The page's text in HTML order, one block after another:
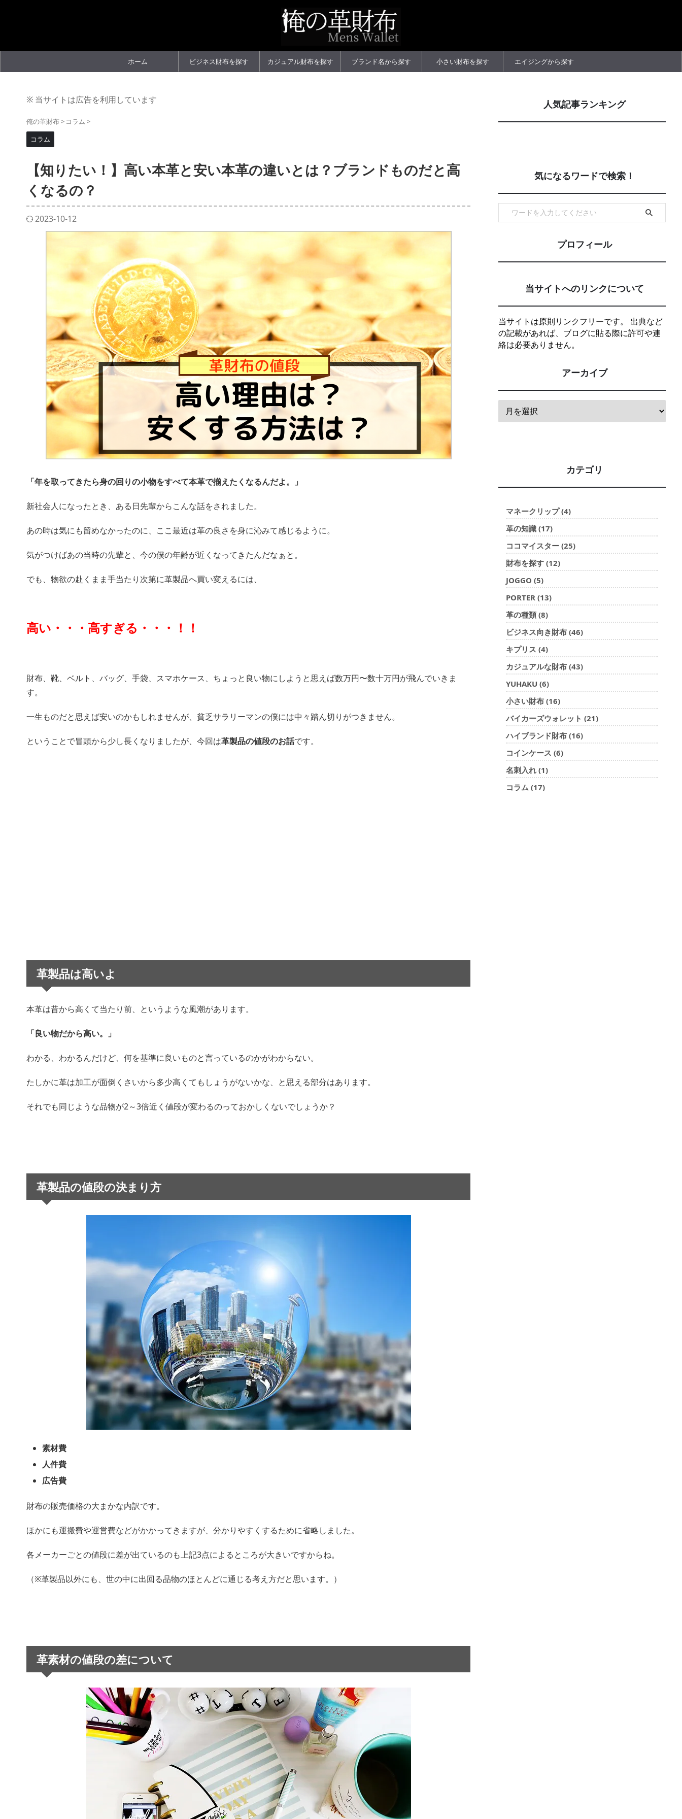
ホーム ビジネス財布を探す カジュアル財布を探す ブランド名から探す 小さい財布を探す エイジングから探す
※ 当サイトは広告を利用しています
俺の革財布> コラム >
コラム
【知りたい！】高い本革と安い本革の違いとは？ブランドものだと高
くなるの？
2023-10-12
「年を取ってきたら身の回りの小物をすべて本革で揃えたくなるんだよ。」
新社会人になったとき、ある日先輩からこんな話をされました。
あの時は気にも留めなかったのに、ここ最近は革の良さを身に沁みて感じるように。
気がつけばあの当時の先輩と、今の僕の年齢が近くなってきたんだなぁと。
でも、物欲の赴くまま手当たり次第に革製品へ買い変えるには、
高い・・・高すぎる・・・！！
財布、靴、ベルト、バッグ、手袋、スマホケース、ちょっと良い物にしようと思えば数万円〜数十万円が飛んでいきま
す。
一生ものだと思えば安いのかもしれませんが、貧乏サラリーマンの僕には中々踏ん切りがつきません。
ということで冒頭から少し長くなりましたが、今回は革製品の値段のお話です。
革製品は高いよ
本革は昔から高くて当たり前、というような風潮があります。
「良い物だから高い。」
わかる、わかるんだけど、何を基準に良いものと言っているのかがわからない。
たしかに革は加工が面倒くさいから多少高くてもしょうがないかな、と思える部分はあります。
それでも同じような品物が2～3倍近く値段が変わるのっておかしくないでしょうか？
革製品の値段の決まり方
素材費
人件費
広告費
財布の販売価格の大まかな内訳です。
ほかにも運搬費や運営費などがかかってきますが、分かりやすくするために省略しました。
各メーカーごとの値段に差が出ているのも上記3点によるところが大きいですからね。
（※革製品以外にも、世の中に出回る品物のほとんどに通じる考え方だと思います。）
革素材の値段の差について
人気記事ランキング
気になるワードで検索！
プロフィール
当サイトへのリンクについて
当サイトは原則リンクフリーです。 出典など
の記載があれば、ブログに貼る際に許可や連
絡は必要ありません。
アーカイブ
カテゴリ
マネークリップ (4)
革の知識 (17)
ココマイスター (25)
財布を探す (12)
JOGGO (5)
PORTER (13)
革の種類 (8)
ビジネス向き財布 (46)
キプリス (4)
カジュアルな財布 (43)
YUHAKU (6)
小さい財布 (16)
バイカーズウォレット (21)
ハイブランド財布 (16)
コインケース (6)
名刺入れ (1)
コラム (17)